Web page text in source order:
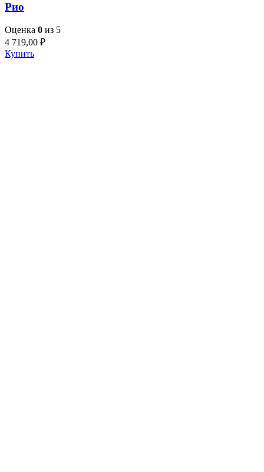
Рио
Оценка 0 из 5
4 719,00 ₽
Купить